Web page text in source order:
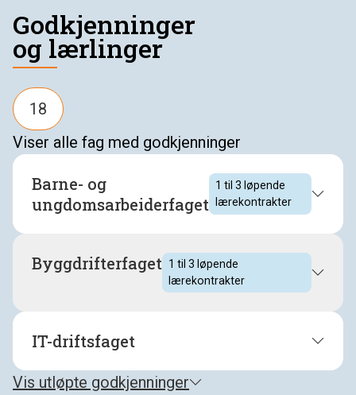
Godkjenninger
og lærlinger
18
Viser alle fag med godkjenninger
Barne- og
ungdomsarbeiderfaget
1 til 3 løpende
lærekontrakter
løpende lærekontrakter
Byggdrifterfaget 1 til 3 løpende
lærekontrakter
IT-driftsfaget
18
Ingen løpende lærekontrakter
Vis utløpte godkjenninger